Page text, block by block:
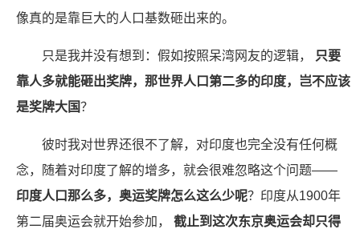
像真的是靠巨大的人口基数砸出来的。
只是我并没有想到：假如按照呆湾网友的逻辑，
只要
靠人多就能砸出奖牌，那世界人口第二多的印度，岂不应该
是奖牌大国？
彼时我对世界还很不了解，对印度也完全没有任何概
念，随着对印度了解的增多，就会很难忽略这个问题——
印度人口那么多，奥运奖牌怎么这么少呢？印度从1900年
第二届奥运会就开始参加， 截止到这次东京奥运会却只得